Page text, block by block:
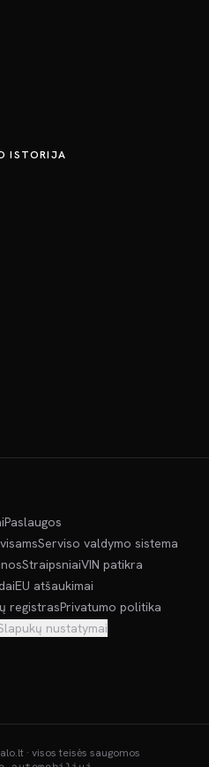
ISTORIJA
Paslaugos
Serviso valdymo sistema
StraipsniaiVIN patikra
EU atšaukimai
registrasPrivatumo politika
nustatymai
· visos teisės saugomos